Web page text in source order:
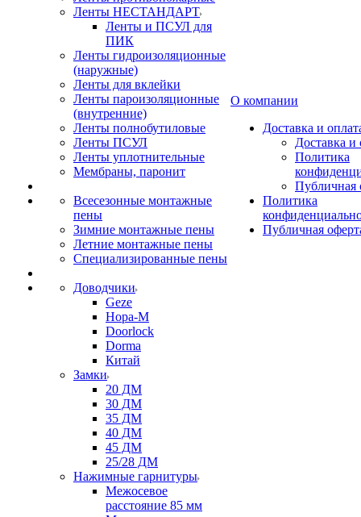
Ленты НЕСТАНДАРТ
Ленты и ПСУЛ для
ПИК
Ленты гидроизоляционные
(наружные)
Ленты для вклейки
Ленты пароизоляционные
(внутренние)
Ленты полнобутиловые
Ленты ПСУЛ
Ленты уплотнительные
Мембраны, паронит
Всесезонные монтажные
пены
Зимние монтажные пены
Летние монтажные пены
Специализированные пены
Доводчики
Geze
Нора-М
Doorlock
Dorma
Китай
Замки
20 ДМ
30 ДМ
35 ДМ
40 ДМ
45 ДМ
25/28 ДМ
Нажимные гарнитуры
Межосевое
расстояние 85 мм
О компании
Доставка и
Доставка и
Политика
Публичная
Политика
Публичная